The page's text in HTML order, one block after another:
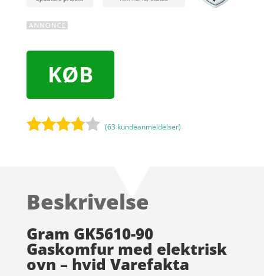
KØB
baseret
kundebed
ømmels
er
(63 kundeanmeldelser)
Beskrivelse
Gram GK5610-90
Gaskomfur med elektrisk
ovn – hvid Varefakta